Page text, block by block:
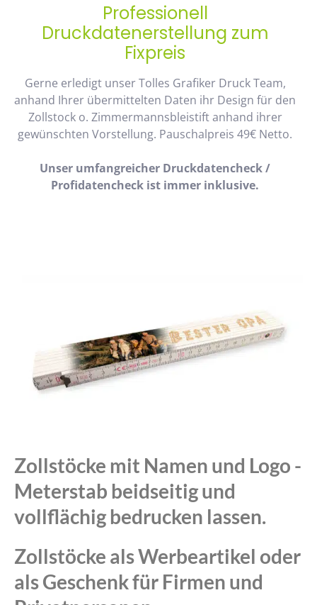
Professionell
Druckdatenerstellung zum
Fixpreis
Gerne erledigt unser Tolles Grafiker Druck Team,
anhand Ihrer übermittelten Daten ihr Design für den
Zollstock o. Zimmermannsbleistift anhand ihrer
gewünschten Vorstellung. Pauschalpreis 49€ Netto.
Unser umfangreicher Druckdatencheck /
Profidatencheck ist immer inklusive.
Zollstöcke mit Namen und Logo -
Meterstab beidseitig und
vollflächig bedrucken lassen.
Zollstöcke als Werbeartikel oder
als Geschenk für Firmen und